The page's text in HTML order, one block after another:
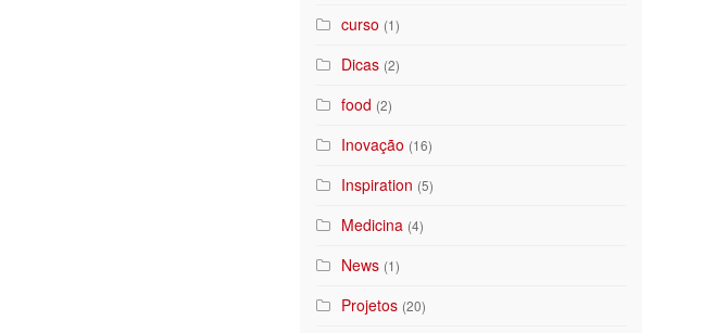
curso (1)
Dicas (2)
food (2)
Inovação (16)
Inspiration (5)
Medicina (4)
News (1)
Projetos (20)